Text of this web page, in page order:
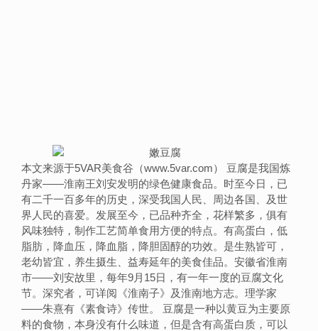
本文来源于5VAR美食谷（www.5var.com） 豆腐是我国炼
丹家——淮南王刘安发明的绿色健康食品。时至今日，已
有二千一百多年的历史，深受我国人民、周边各国、及世
界人民的喜爱。发展至今，已品种齐全，花样繁多，俱有
风味独特，制作工艺简单食用方便的特点。有高蛋白，低
脂肪，降血压，降血脂，降胆固醇的功效。是生熟皆可，
老幼皆宜，养生摄生、益寿延年的美食佳品。安徽省淮南
市——刘安故里，每年9月15日，有一年一度的豆腐文化
节。深究者，可详阅《淮南子》及淮南地方志。理学家
——朱熹有《素食诗》传世。 豆腐是一种以黄豆为主要原
料的食物，本身没有什么味道，但是含有高蛋白质，可以